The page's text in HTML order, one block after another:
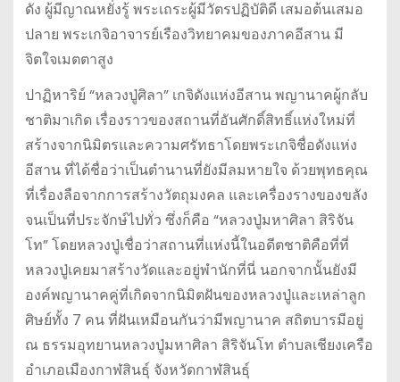
ดัง ผู้มีญาณหยั่งรู้ พระเถระผู้มีวัตรปฏิบัติดี เสมอต้นเสมอ
ปลาย พระเกจิอาจารย์เรืองวิทยาคมของภาคอีสาน มี
จิตใจเมตตาสูง
ปาฏิหาริย์ “หลวงปู่ศิลา” เกจิดังแห่งอีสาน พญานาคผู้กลับ
ชาติมาเกิด เรื่องราวของสถานที่อันศักดิ์สิทธิ์แห่งใหม่ที่
สร้างจากนิมิตรและความศรัทธาโดยพระเกจิชื่อดังแห่ง
อีสาน ที่ได้ชื่อว่าเป็นตำนานที่ยังมีลมหายใจ ด้วยพุทธคุณ
ที่เรื่องลือจากการสร้างวัตถุมงคล และเครื่องรางของขลัง
จนเป็นที่ประจักษ์ไปทั่ว ซึ่งก็คือ “หลวงปู่มหาศิลา สิริจัน
โท” โดยหลวงปู่เชื่อว่าสถานที่แห่งนี้ในอดีตชาติคือที่ที่
หลวงปู่เคยมาสร้างวัดและอยู่พำนักที่นี่ นอกจากนั้นยังมี
องค์พญานาคคู่ที่เกิดจากนิมิตฝันของหลวงปู่และเหล่าลูก
ศิษย์ทั้ง 7 คน ที่ฝันเหมือนกันว่ามีพญานาค สถิตบารมีอยู่
ณ ธรรมอุทยานหลวงปู่มหาศิลา สิริจันโท ตำบลเชียงเครือ
อำเภอเมืองกาฬสินธุ์ จังหวัดกาฬสินธุ์